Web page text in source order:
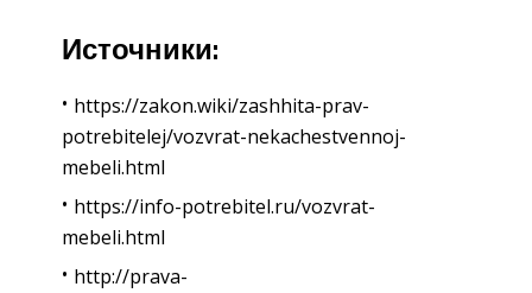
Источники:
https://zakon.wiki/zashhita-prav-
potrebitelej/vozvrat-nekachestvennoj-
mebeli.html
https://info-potrebitel.ru/vozvrat-
mebeli.html
http://prava-